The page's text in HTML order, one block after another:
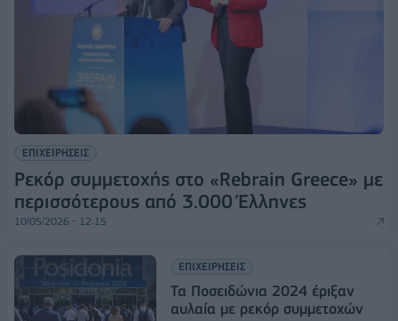
ΕΠΙΧΕΙΡΗΣΕΙΣ
Ρεκόρ συμμετοχής στο «Rebrain Greece» με
περισσότερους από 3.000 Έλληνες
10/05/2026 - 12:15
ΕΠΙΧΕΙΡΗΣΕΙΣ
Τα Ποσειδώνια 2024 έριξαν
αυλαία με ρεκόρ συμμετοχών